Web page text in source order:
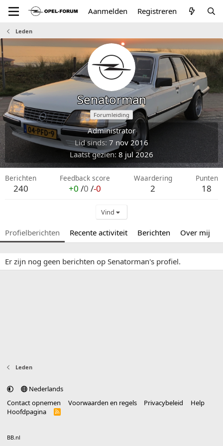
Aanmelden Registreren
Leden
Senatorman
Forumleiding
Administrator
Lid sinds 7 nov 2016
Laatst gezien 8 jul 2026
Berichten
240
Feedback score
+0 /0 /-0
Waardering
2
Punten
18
Vind
Profielberichten Recente activiteit Berichten Over mij
Er zijn nog geen berichten op Senatorman's profiel.
Leden
Nederlands
Contact opnemen
Voorwaarden en regels Privacybeleid
Help
Hoofdpagina
R
BB.nl